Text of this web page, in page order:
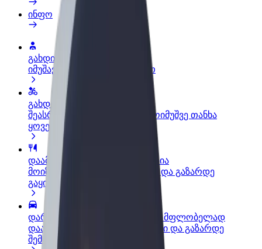
ინფო
გახდი პარტნიორი მძღოლი
იმუშავე საკუთარი გრაფიკით
გახდი კურიერი
შეასრულე შეკვეთები და გამოიმუშვე თანხა
ყოველკვირეულად
დაამატე რესტორანი ან მაღაზია
მოიზიდე მეტი მომხმარებელი და გაზარდე
გაყიდვები
დარეგისტრირდი ავტოპარკის მფლობელად
დაამატე შენი ავტოპარკი Bolt-ში და გაზარდე
შემოსავალი